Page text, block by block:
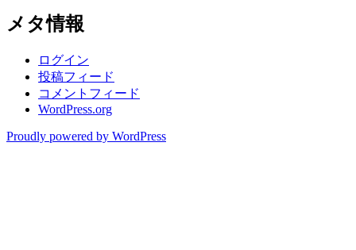
メタ情報
ログイン
投稿フィード
コメントフィード
WordPress.org
Proudly powered by WordPress